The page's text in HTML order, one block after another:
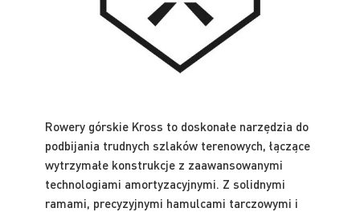
Rowery górskie Kross to doskonałe narzędzia do
podbijania trudnych szlaków terenowych, łączące
wytrzymałe konstrukcje z zaawansowanymi
technologiami amortyzacyjnymi. Z solidnymi
ramami, precyzyjnymi hamulcami tarczowymi i